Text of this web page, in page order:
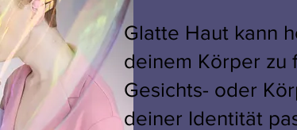
Glatte Haut kann
deinem Körper zu
Gesichts- oder
deiner Identität